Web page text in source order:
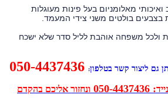
מאלומניום בעל פינות מעוגלות
בצבעים בולטים משני צידי המעמד.
ולכל משפחה אוהבת לליל סדר שלא ישכח
גם ליצור קשר בטלפון:
050-4437436
: 050-4437436 ונחזור אליכם בהקדם